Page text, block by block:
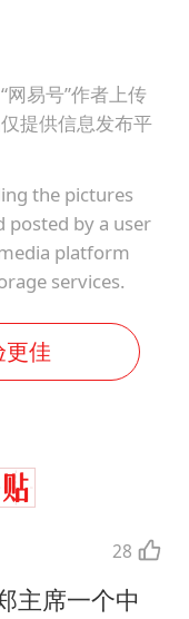
易号”作者上传
提供信息发布平
the pictures
posted by a user
platform
services.
佳
28
主席一个中